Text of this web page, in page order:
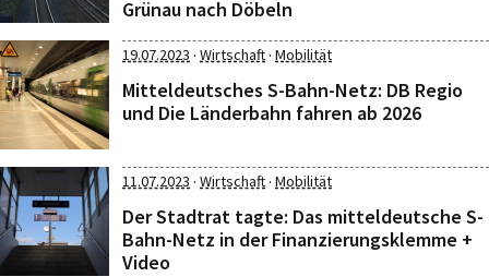
Grünau nach Döbeln
19.07.2023 · Wirtschaft· Mobilität
Mitteldeutsches S-Bahn-Netz: DB Regio
und Die Länderbahn fahren ab 2026
11.07.2023 · Wirtschaft· Mobilität
Der Stadtrat tagte: Das mitteldeutsche S-
Bahn-Netz in der Finanzierungsklemme +
Video